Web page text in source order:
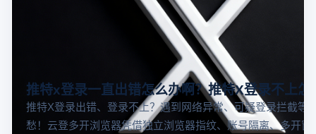
种类不断增长，为内容创作者和电商运营者提供了前所未有
的机遇。如果你是一个跨境电商从业者，想要了解2025年十
大国外直播软件排行榜，那么你来对地方了！接下来跟着云
登多开浏览器一起来了解海外直播平台哪些最受欢迎。
海外直播app tiktok海外直播网络专线